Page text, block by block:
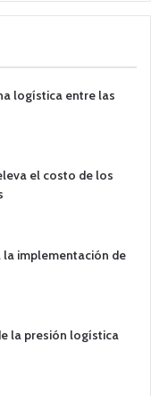
logística entre las
el costo de los
la implementación de
la presión logística